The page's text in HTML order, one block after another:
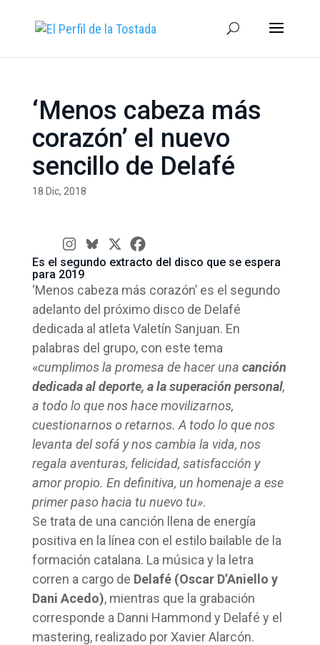
‘Menos cabeza más
corazón’ el nuevo
sencillo de Delafé
18 Dic, 2018
Es el segundo extracto del disco que se espera
para 2019
‘Menos cabeza más corazón’ es el segundo
adelanto del próximo disco de Delafé
dedicada al atleta Valetín Sanjuan. En
palabras del grupo, con este tema
«cumplimos la promesa de hacer una canción
dedicada al deporte, a la superación personal,
a todo lo que nos hace movilizarnos,
cuestionarnos o retarnos. A todo lo que nos
levanta del sofá y nos cambia la vida, nos
regala aventuras, felicidad, satisfacción y
amor propio. En definitiva, un homenaje a ese
primer paso hacia tu nuevo tu».
Se trata de una canción llena de energía
positiva en la línea con el estilo bailable de la
formación catalana. La música y la letra
corren a cargo de Delafé (Oscar D’Aniello y
Dani Acedo), mientras que la grabación
corresponde a Danni Hammond y Delafé y el
mastering, realizado por Xavier Alarcón.